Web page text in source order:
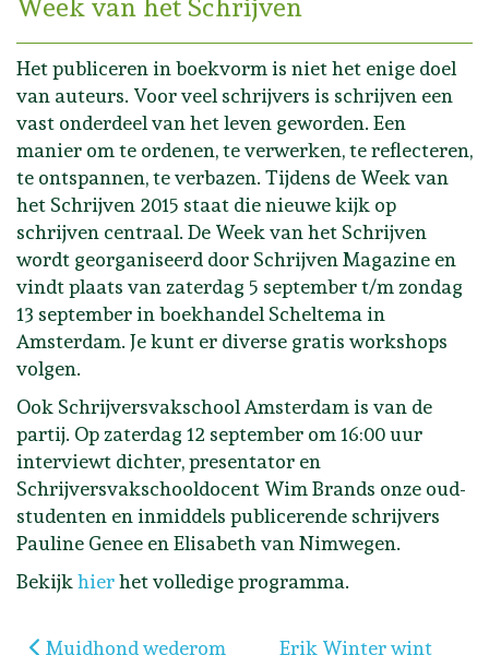
Week van het Schrijven
Het publiceren in boekvorm is niet het enige doel
van auteurs. Voor veel schrijvers is schrijven een
vast onderdeel van het leven geworden. Een
manier om te ordenen, te verwerken, te reflecteren,
te ontspannen, te verbazen. Tijdens de Week van
het Schrijven 2015 staat die nieuwe kijk op
schrijven centraal. De Week van het Schrijven
wordt georganiseerd door Schrijven Magazine en
vindt plaats van zaterdag 5 september t/m zondag
13 september in boekhandel Scheltema in
Amsterdam. Je kunt er diverse gratis workshops
volgen.
Ook Schrijversvakschool Amsterdam is van de
partij. Op zaterdag 12 september om 16:00 uur
interviewt dichter, presentator en
Schrijversvakschooldocent Wim Brands onze oud-
studenten en inmiddels publicerende schrijvers
Pauline Genee en Elisabeth van Nimwegen.
Bekijk hierhet volledige programma.
Vorig artikel: Muidhond wederom genomineerd
Muidhond wederom
Volgende artikel: Erik
Erik Winter wint